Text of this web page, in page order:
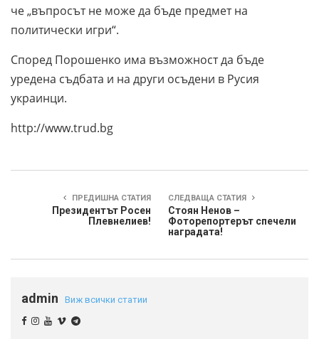
че „въпросът не може да бъде предмет на
политически игри“.
Според Порошенко има възможност да бъде
уредена съдбата и на други осъдени в Русия
украинци.
http://www.trud.bg
ПРЕДИШНА СТАТИЯ
Президентът Росен
Плевнелиев!
СЛЕДВАЩА СТАТИЯ
Стоян Ненов –
Фоторепортерът спечели
наградата!
admin Виж всички статии